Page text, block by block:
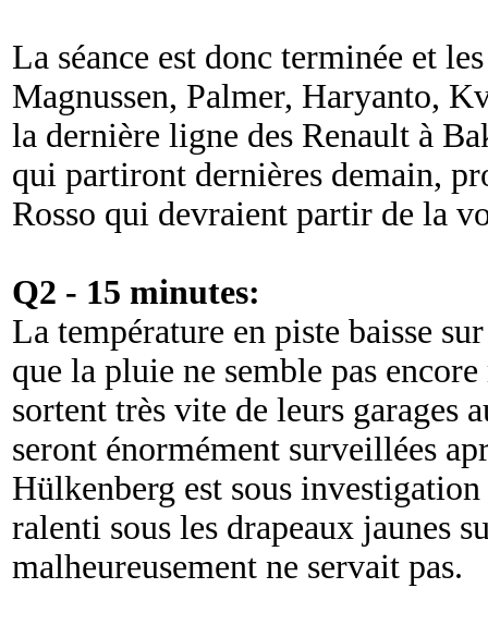
La séance est donc terminée et
Magnussen, Palmer, Haryanto,
la dernière ligne des Renault à
qui partiront dernières demain,
Rosso qui devraient partir de la
Q2 - 15 minutes:
La température en piste baisse
que la pluie ne semble pas
sortent très vite de leurs garages
seront énormément surveillées
Hülkenberg est sous
ralenti sous les drapeaux jaunes
malheureusement ne servait pas.